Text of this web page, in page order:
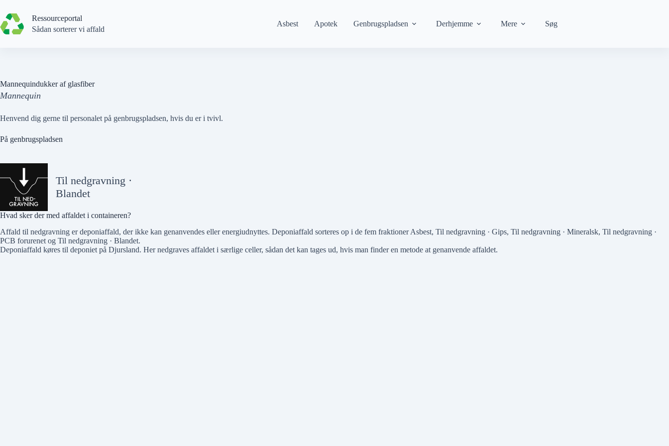
indhold
Ressourceportal
Sådan sorterer vi affald
Asbest Apotek Genbrugspladsen Derhjemme Mere Søg
Mannequindukker af glasfiber
Mannequin
Henvend dig gerne til personalet på genbrugspladsen, hvis du er i tvivl.
På genbrugspladsen
Til nedgravning ·
Blandet
Hvad sker der med affaldet i containeren?
Affald til nedgravning er deponiaffald, der ikke kan genanvendes eller energiudnyttes. Deponiaffald sorteres op i de fem fraktionerAsbest, Til nedgravning · Gips, Til nedgravning · Mineralsk, Til nedgravning ·
PCB forurenet og Til nedgravning · Blandet.
Deponiaffald køres til deponiet på Djursland. Her nedgraves affaldet i særlige celler, sådan det kan tages ud, hvis man finder en metode at genanvende affaldet.